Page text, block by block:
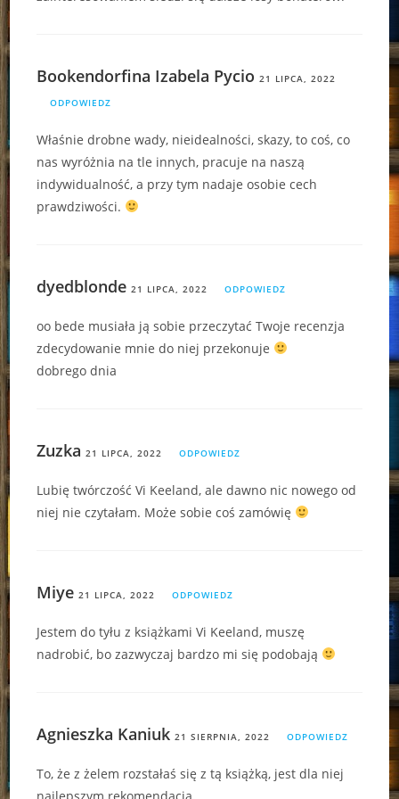
Bookendorfina Izabela Pycio 21 LIPCA, 2022
ODPOWIEDZ
Właśnie drobne wady, nieidealności, skazy, to coś, co
nas wyróżnia na tle innych, pracuje na naszą
indywidualność, a przy tym nadaje osobie cech
prawdziwości.
dyedblonde 21 LIPCA, 2022 ODPOWIEDZ
oo bede musiała ją sobie przeczytać Twoje recenzja
zdecydowanie mnie do niej przekonuje
dobrego dnia
Zuzka 21 LIPCA, 2022 ODPOWIEDZ
Lubię twórczość Vi Keeland, ale dawno nic nowego od
niej nie czytałam. Może sobie coś zamówię
Miye 21 LIPCA, 2022 ODPOWIEDZ
Jestem do tyłu z książkami Vi Keeland, muszę
nadrobić, bo zazwyczaj bardzo mi się podobają
Agnieszka Kaniuk 21 SIERPNIA, 2022 ODPOWIEDZ
To, że z żelem rozstałaś się z tą książką, jest dla niej